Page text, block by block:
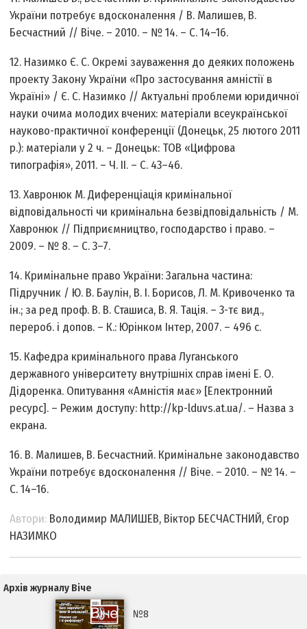
України потребує вдосконалення / В. Малишев, В.
Бесчастний // Віче. – 2010. – № 14. – С. 14–16.
12. Назимко Є. С. Окремі зауваження до деяких положень
проекту Закону України «Про застосування амністії в
Україні» / Є. С. Назимко // Актуальні проблеми юридичної
науки очима молодих вчених: матеріали всеукраїнської
науково-практичної конференції (Донецьк, 25 лютого 2011
р.): матеріали у 2 ч. – Донецьк: ТОВ «Цифрова
типографія», 2011. – Ч. ІІ. – С. 43–46.
13. Хавронюк М. Диференціація кримінальної
відповідальності чи кримінальна безвідповідальність / М.
Хавронюк // Підприємництво, господарство і право. –
2009. – № 8. – С. 3–7.
14. Кримінальне право України: Загальна частина:
Підручник / Ю. В. Баулін, В. І. Борисов, Л. М. Кривоченко та
ін.; за ред проф. В. В. Сташиса, В. Я. Тація. – 3-тє вид.,
перероб. і допов. – К.: Юрінком Інтер, 2007. – 496 с.
15. Кафедра кримінального права Луганського
державного університету внутрішніх справ імені Е. О.
Дідоренка. Опитування «Амністія має» [Електронний
ресурс]. – Режим доступу: http://kp-lduvs.at.ua/. – Назва з
екрана.
16. В. Малишев, В. Бесчастний. Кримінальне законодавство
України потребує вдосконалення // Віче. – 2010. – № 14. –
С. 14–16.
Автори: Володимир МАЛИШЕВ, Віктор БЕСЧАСТНИЙ, Єгор
НАЗИМКО
Архів журналу Віче
№8